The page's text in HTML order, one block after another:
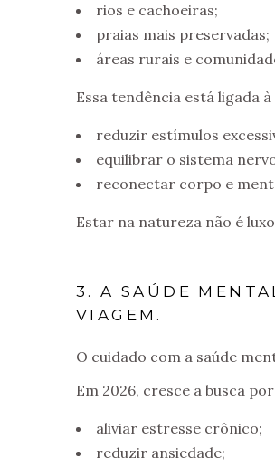
rios e cachoeiras;
praias mais preservadas;
áreas rurais e
Essa tendência está ligada
reduzir estímulos
equilibrar o sistema
reconectar corpo e
Estar na natureza não é
3. A SAÚDE
VIAGEM.
O cuidado com a saúde
Em 2026, cresce a busca
aliviar estresse crônico;
reduzir ansiedade;